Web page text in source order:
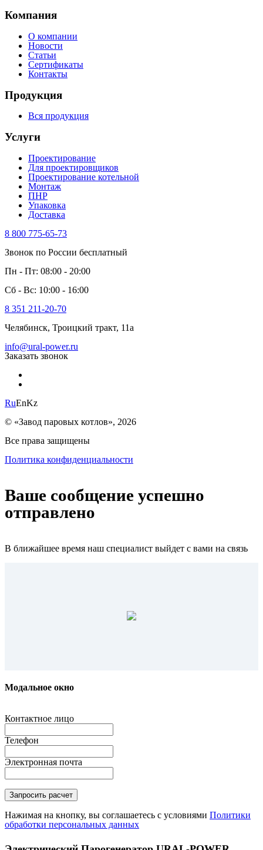
Компания
О компании
Новости
Статьи
Сертификаты
Контакты
Продукция
Вся продукция
Услуги
Проектирование
Для проектировщиков
Проектирование котельной
Монтаж
ПНР
Упаковка
Доставка
8 800 775-65-73
Звонок по России бесплатный
Пн - Пт: 08:00 - 20:00
Сб - Вс: 10:00 - 16:00
8 351 211-20-70
Челябинск, Троицкий тракт, 11а
info@ural-power.ru
Заказать звонок
RuEnKz
© «Завод паровых котлов», 2026
Все права защищены
Политика конфиденциальности
Ваше сообщение успешно
отправлено
В ближайшее время наш специалист выйдет с вами на связь
Модальное окно
Контактное лицо
Телефон
Электронная почта
Нажимая на кнопку, вы соглашаетесь с условиями Политики
обработки персональных данных